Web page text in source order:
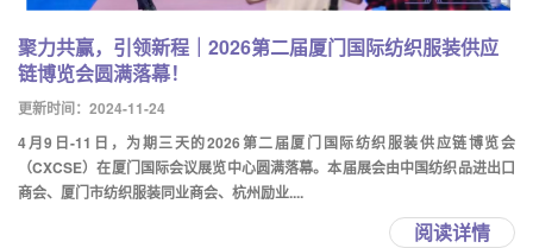
聚力共赢，引领新程｜2026第二届厦门国际纺织服装供应
链博览会圆满落幕！
更新时间：2024-11-24
4月9日-11日，为期三天的2026第二届厦门国际纺织服装供应链博览会
（CXCSE）在厦门国际会议展览中心圆满落幕。本届展会由中国纺织品进出口
商会、厦门市纺织服装同业商会、杭州励业....
阅读详情